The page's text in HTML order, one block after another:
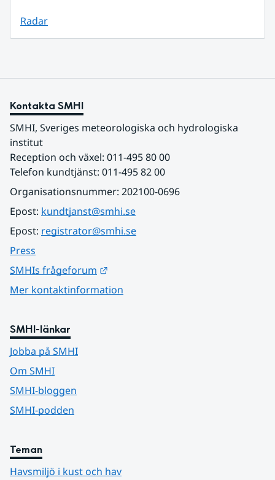
Radar
Kontakta SMHI
SMHI, Sveriges meteorologiska och hydrologiska
institut
Reception och växel: 011-495 80 00
Telefon kundtjänst: 011-495 82 00
Organisationsnummer: 202100-0696
Epost: kundtjanst@smhi.se
Epost: registrator@smhi.se
Press
SMHIs frågeforum
Mer kontaktinformation
SMHI-länkar
Jobba på SMHI
Om SMHI
SMHI-bloggen
SMHI-podden
Teman
Havsmiljö i kust och hav